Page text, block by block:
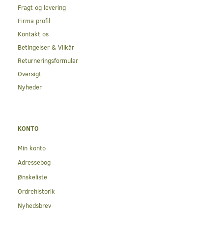
Fragt og levering
Firma profil
Kontakt os
Betingelser & Vilkår
Returneringsformular
Oversigt
Nyheder
KONTO
Min konto
Adressebog
Ønskeliste
Ordrehistorik
Nyhedsbrev